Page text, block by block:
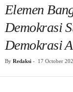
Elemen
Demokrasi
Demokrasi
By Redaksi - 17 October